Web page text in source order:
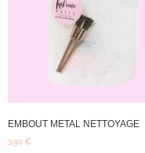
EMBOUT METAL NETTOYAGE
3,90 €